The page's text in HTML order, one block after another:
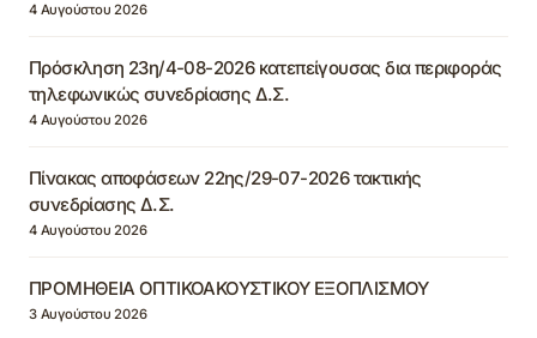
4 Αυγούστου 2026
Πρόσκληση 23η/4-08-2026 κατεπείγουσας δια περιφοράς
τηλεφωνικώς συνεδρίασης Δ.Σ.
4 Αυγούστου 2026
Πίνακας αποφάσεων 22ης/29-07-2026 τακτικής
συνεδρίασης Δ.Σ.
4 Αυγούστου 2026
ΠΡΟΜΗΘΕΙΑ ΟΠΤΙΚΟΑΚΟΥΣΤΙΚΟΥ ΕΞΟΠΛΙΣΜΟΥ
3 Αυγούστου 2026